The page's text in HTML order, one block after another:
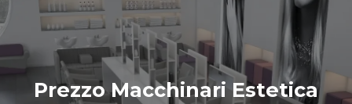
Prezzo Macchinari Estetica